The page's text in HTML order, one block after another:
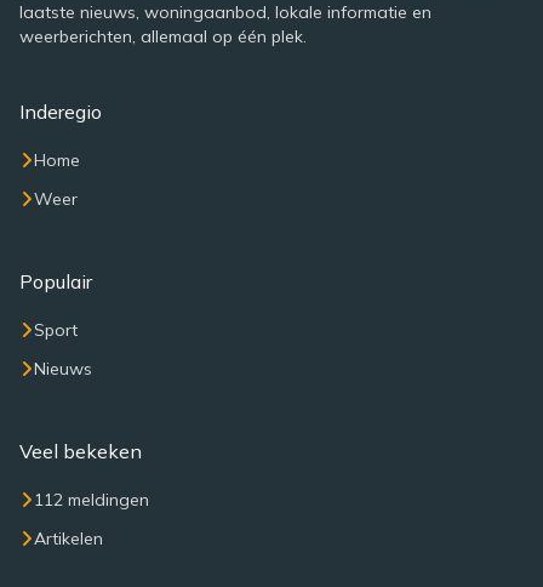
laatste nieuws, woningaanbod, lokale informatie en
weerberichten, allemaal op één plek.
Inderegio
Home
Weer
Populair
Sport
Nieuws
Veel bekeken
112 meldingen
Artikelen